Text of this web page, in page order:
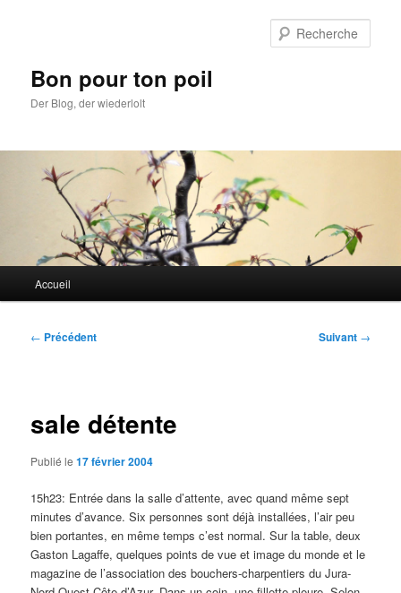
Bon pour ton poil
Der Blog, der wiederlolt
principal
Accueil
Navigation
← Précédent Suivant →
sale détente
Publié le17 février 2004
15h23: Entrée dans la salle d’attente, avec quand même sept
minutes d’avance. Six personnes sont déjà installées, l’air peu
bien portantes, en même temps c’est normal. Sur la table, deux
Gaston Lagaffe, quelques points de vue et image du monde et le
magazine de l’association des bouchers-charpentiers du Jura-